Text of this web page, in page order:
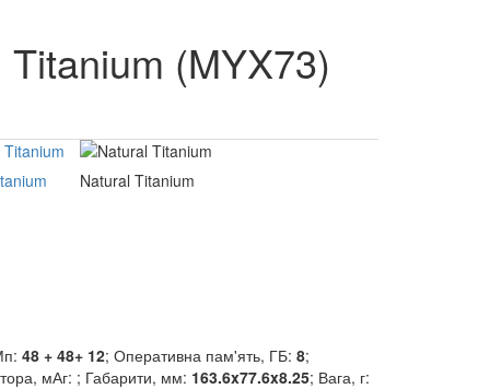
(MYX73)
Natural Titanium
48 + 48+ 12; Оперативна пам'ять, ГБ: 8;
мАг: ; Габарити, мм: 163.6x77.6x8.25; Вага, г: